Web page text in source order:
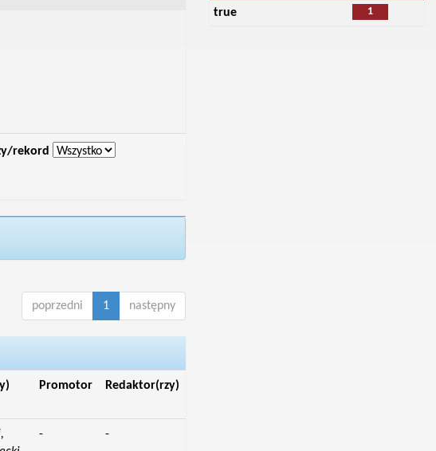
rekord
poprzedni 1 następny
Promotor Redaktor(rzy)
- -
1
true